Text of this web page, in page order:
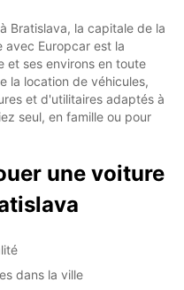
Bratislava, la capitale de la
avec Europcar est la
et ses environs en toute
la location de véhicules,
et d'utilitaires adaptés à
seul, en famille ou pour
une voiture
dans la ville